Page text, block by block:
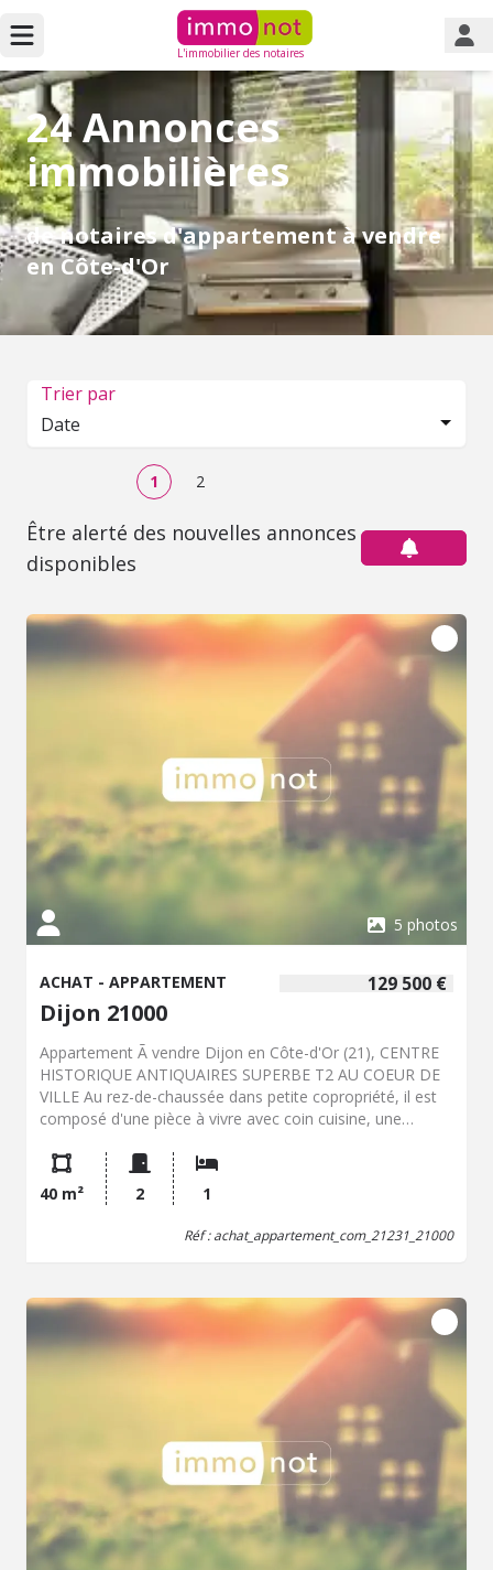
L'immobilier des notaires
24 Annonces
immobilières
de notaires d'appartement à vendre
en Côte-d'Or
Trier par
Date
1 2
Être alerté des nouvelles annonces
disponibles
5 photos
129 500 €
ACHAT - APPARTEMENT
Dijon 21000
Appartement Ã vendre Dijon en Côte-d'Or (21), CENTRE
HISTORIQUE ANTIQUAIRES SUPERBE T2 AU COEUR DE
VILLE Au rez-de-chaussée dans petite copropriété, il est
composé d'une pièce à vivre avec coin cuisine, une
Appartement en parfait état, double vitrage chauffage au
gaz individuel. une cave. TAXE FONCIERE 669 EUROS
40 m² 2 1
Réf : achat_appartement_com_21231_21000